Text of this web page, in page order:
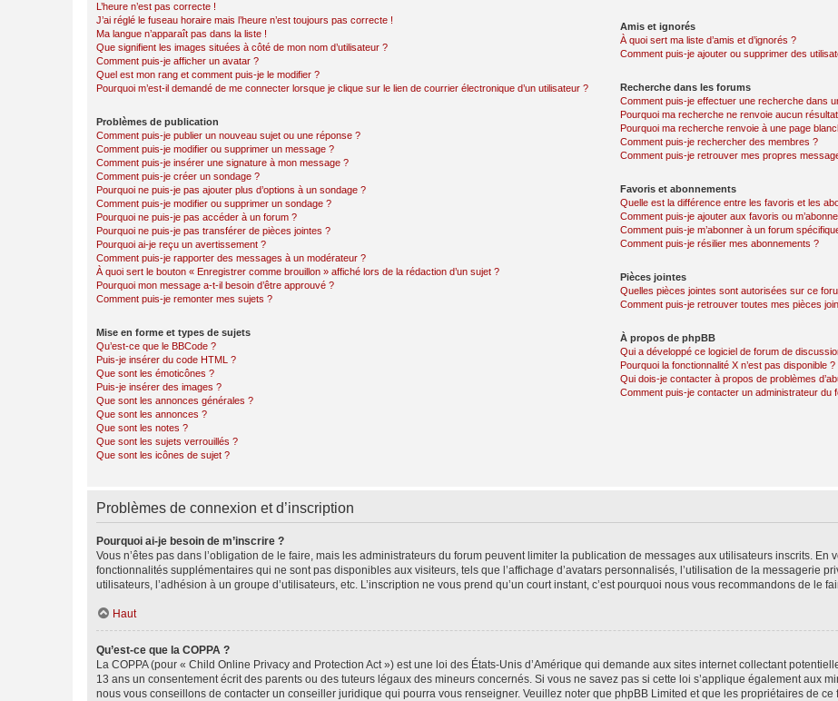
L’heure n’est pas correcte !
J’ai réglé le fuseau horaire mais l’heure n’est toujours pas correcte !
Ma langue n’apparaît pas dans la liste !
Que signifient les images situées à côté de mon nom d’utilisateur ?
Comment puis-je afficher un avatar ?
Quel est mon rang et comment puis-je le modifier ?
Pourquoi m’est-il demandé de me connecter lorsque je clique sur le lien de courrier électronique d’un utilisateur ?
Problèmes de publication
Comment puis-je publier un nouveau sujet ou une réponse ?
Comment puis-je modifier ou supprimer un message ?
Comment puis-je insérer une signature à mon message ?
Comment puis-je créer un sondage ?
Pourquoi ne puis-je pas ajouter plus d’options à un sondage ?
Comment puis-je modifier ou supprimer un sondage ?
Pourquoi ne puis-je pas accéder à un forum ?
Pourquoi ne puis-je pas transférer de pièces jointes ?
Pourquoi ai-je reçu un avertissement ?
Comment puis-je rapporter des messages à un modérateur ?
À quoi sert le bouton « Enregistrer comme brouillon » affiché lors de la rédaction d’un sujet ?
Pourquoi mon message a-t-il besoin d’être approuvé ?
Comment puis-je remonter mes sujets ?
Mise en forme et types de sujets
Qu’est-ce que le BBCode ?
Puis-je insérer du code HTML ?
Que sont les émoticônes ?
Puis-je insérer des images ?
Que sont les annonces générales ?
Que sont les annonces ?
Que sont les notes ?
Que sont les sujets verrouillés ?
Que sont les icônes de sujet ?
Amis et ignorés
À quoi sert ma liste d’amis et d’ignorés ?
Comment puis-je ajouter ou supprimer des
Recherche dans les forums
Comment puis-je effectuer une recherche dans
Pourquoi ma recherche ne renvoie aucun
Pourquoi ma recherche renvoie à une page
Comment puis-je rechercher des membres ?
Comment puis-je retrouver mes propres
Favoris et abonnements
Quelle est la différence entre les favoris et les
Comment puis-je ajouter aux favoris ou
Comment puis-je m’abonner à un forum
Comment puis-je résilier mes abonnements ?
Pièces jointes
Quelles pièces jointes sont autorisées sur ce
Comment puis-je retrouver toutes mes pièces
À propos de phpBB
Qui a développé ce logiciel de forum de
Pourquoi la fonctionnalité X n’est pas disponible ?
Qui dois-je contacter à propos de problèmes
Comment puis-je contacter un administrateur du
Problèmes de connexion et d’inscription
Pourquoi ai-je besoin de m’inscrire ?
Vous n’êtes pas dans l’obligation de le faire, mais les administrateurs du forum peuvent limiter la publication de messages aux utilisateurs inscrits.
fonctionnalités supplémentaires qui ne sont pas disponibles aux visiteurs, tels que l’affichage d’avatars personnalisés, l’utilisation de la messagerie
utilisateurs, l’adhésion à un groupe d’utilisateurs, etc. L’inscription ne vous prend qu’un court instant, c’est pourquoi nous vous recommandons de le
Haut
Qu’est-ce que la COPPA ?
La COPPA (pour « Child Online Privacy and Protection Act ») est une loi des États-Unis d’Amérique qui demande aux sites internet collectant
13 ans un consentement écrit des parents ou des tuteurs légaux des mineurs concernés. Si vous ne savez pas si cette loi s’applique également aux
nous vous conseillons de contacter un conseiller juridique qui pourra vous renseigner. Veuillez noter que phpBB Limited et que les propriétaires de